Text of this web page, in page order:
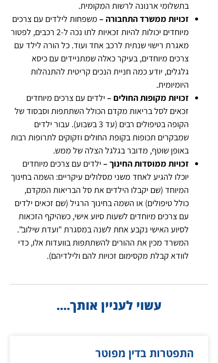
בתשלומי ארנונה לרשות המקומית.
זכויות ממשרד התחבורה – משפחות לילדים עם צרכים
מיוחדים יכולות להיות זכאיות לתו נכה ל-2 רכבים, לפטור
מאגרת רישוי שנתית לרכב אחד ועוד. כל הורה לילד עם
צרכים מיוחדים, בעיקר כאלה שמתניידים עם כיסא
גלגלים, יודע כמה חניית הנכים קריטית להתנהלות
היומיומית.
זכויות מקופות החולים – ילדים עם צרכים מיוחדים
זכאים לסל בריאות מקדם הכולל השתתפות וסבסוד של
הקופה בטיפולים רבים (עד 3 בשבוע). עבור ילדים
שמבקרים תכופות בקופת החולים וזקוקים לתרופות רבות
באופן שוטף, מדובר בגלגל הצלה של ממש.
זכויות ממוסדות החינוך – ילדים עם צרכים מיוחדים
יוכלו להגיע לאחד משני מסלולים עיקריים: השמה בחינוך
המיוחד (שם יקבלו הילדים את סל הבריאות המקדם,
כולל טיפולים) או השמה בחינוך הרגיל (שם זכאים ילדים
עם צרכים מיוחדים לשעות סיוע אישי, כשהיקף הזכאות
לסיוע האישי נקבע אחת לשנה במסגרת "ועדת שילוב".
המשרד מכין את ההורים להשתתפות בוועדות אלו, כדי
לוודא קבלת מקסימום זכויות להם ולילדיהם).
עשוי לעניין אותך....
התפטרות בדין מפוטר